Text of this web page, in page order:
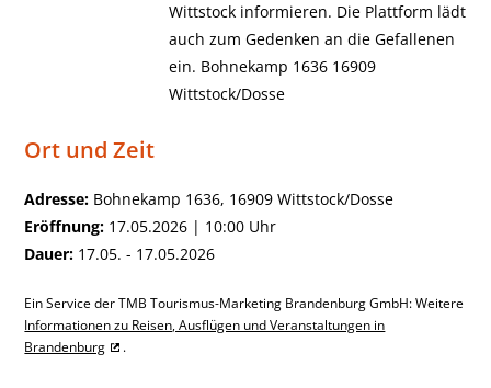
Wittstock informieren. Die Plattform lädt
auch zum Gedenken an die Gefallenen
ein. Bohnekamp 1636 16909
Wittstock/Dosse
Ort und Zeit
Adresse: Bohnekamp 1636, 16909 Wittstock/Dosse
Eröffnung: 17.05.2026 | 10:00 Uhr
Dauer: 17.05. - 17.05.2026
Ein Service der TMB Tourismus-Marketing Brandenburg GmbH: Weitere
Informationen zu Reisen, Ausflügen und Veranstaltungen in
Brandenburg
.